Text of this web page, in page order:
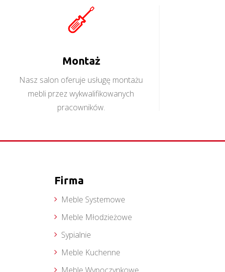
Montaż
Nasz salon oferuje usługę montażu
mebli przez wykwalifikowanych
pracowników.
Firma
Meble Systemowe
Meble Młodzieżowe
Sypialnie
Meble Kuchenne